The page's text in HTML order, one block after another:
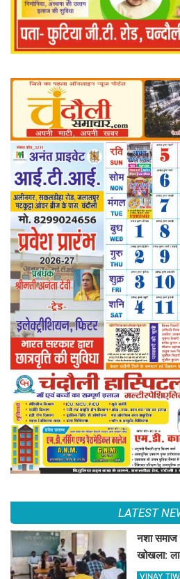
LATEST
नशा समाज
खोखला:
नशामुक्ति
VINAY